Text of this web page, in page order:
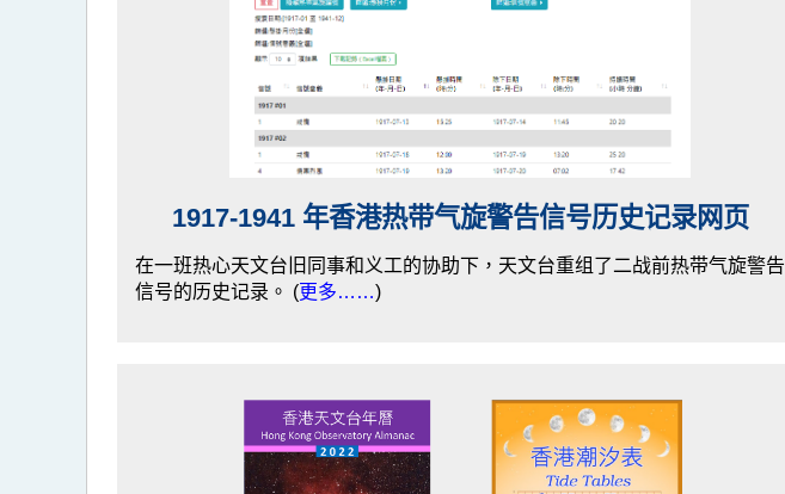
1917-1941 年香港热带气旋警告信号历史记录网页
在一班热心天文台旧同事和义工的协助下，天文台重组了二战前热带气旋警告
信号的历史记录。 (更多……)